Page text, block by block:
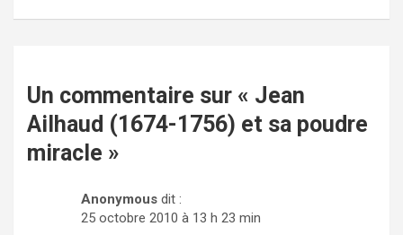
Un commentaire sur « Jean
Ailhaud (1674-1756) et sa poudre
miracle »
Anonymous dit :
25 octobre 2010 à 13 h 23 min